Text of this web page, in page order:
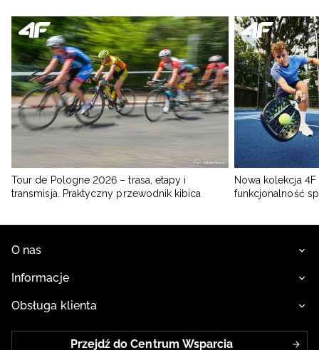
Tour de Pologne 2026 – trasa, etapy i
transmisja. Praktyczny przewodnik kibica
Nowa kolekcja
funkcjonalność
O nas
Informacje
Obsługa klienta
Przejdź do Centrum Wsparcia